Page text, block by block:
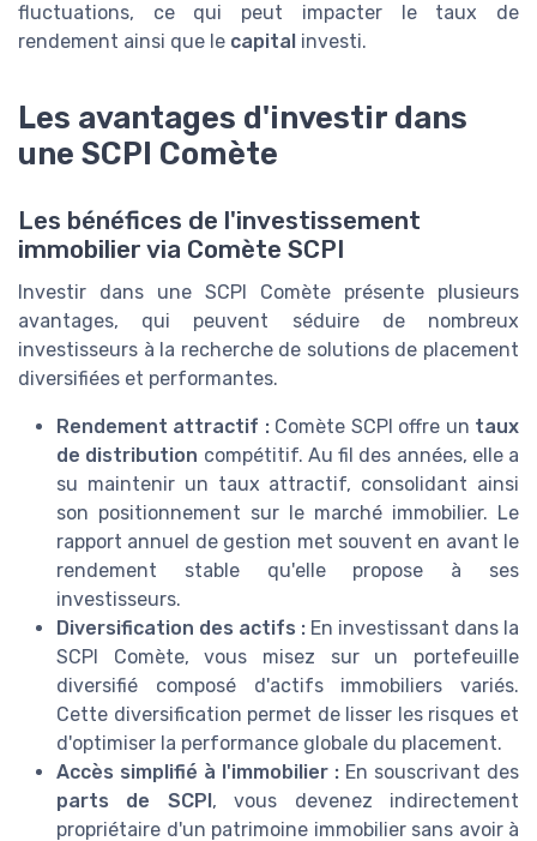
fluctuations, ce qui peut impacter le taux de
rendement ainsi que le capital investi.
Les avantages d'investir dans
une SCPI Comète
Les bénéfices de l'investissement
immobilier via Comète SCPI
Investir dans une SCPI Comète présente plusieurs
avantages, qui peuvent séduire de nombreux
investisseurs à la recherche de solutions de placement
diversifiées et performantes.
Rendement attractif :Comète SCPI offre un taux
de distribution compétitif. Au fil des années, elle a
su maintenir un taux attractif, consolidant ainsi
son positionnement sur le marché immobilier. Le
rapport annuel de gestion met souvent en avant le
rendement stable qu'elle propose à ses
investisseurs.
Diversification des actifs : En investissant dans la
SCPI Comète, vous misez sur un portefeuille
diversifié composé d'actifs immobiliers variés.
Cette diversification permet de lisser les risques et
d'optimiser la performance globale du placement.
Accès simplifié à l'immobilier : En souscrivant des
parts de SCPI , vous devenez indirectement
propriétaire d'un patrimoine immobilier sans avoir à